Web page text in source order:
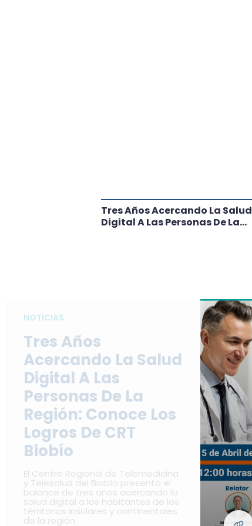
NOTICIAS
Tres Años
Acercando La Salud
Digital A Las
Personas De La
Región: Conoce Los
Logros De CRT
Biobío
El Centro Regional de Telemedicina
y Telesalud del Biobío presenta el
balance de tres años acercando la
salud digital a los habitantes de los
territorios insulares y continentales
de la región.
Tres Años Acercando La Salud
Digital A Las Personas De La